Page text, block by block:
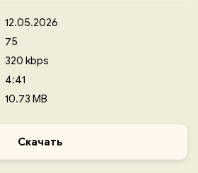
12.05.2026
75
320 kbps
4:41
10.73 MB
Скачать